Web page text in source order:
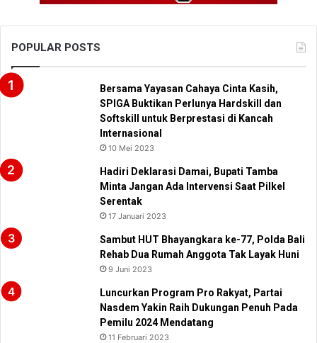
POPULAR POSTS
Bersama Yayasan Cahaya Cinta Kasih,
SPIGA Buktikan Perlunya Hardskill dan
Softskill untuk Berprestasi di Kancah
Internasional
10 Mei 2023
Hadiri Deklarasi Damai, Bupati Tamba
Minta Jangan Ada Intervensi Saat Pilkel
Serentak
17 Januari 2023
Sambut HUT Bhayangkara ke-77, Polda Bali
Rehab Dua Rumah Anggota Tak Layak Huni
9 Juni 2023
Luncurkan Program Pro Rakyat, Partai
Nasdem Yakin Raih Dukungan Penuh Pada
Pemilu 2024 Mendatang
11 Februari 2023